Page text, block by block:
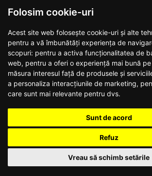
Folosim cookie-uri
Acest site web folosește cookie-uri și alte
pentru a vă îmbunătăți experiența de
scopuri: pentru a activa funcționalitatea de
web, pentru a oferi o experiență mai bună
măsura interesul față de produsele și
a personaliza interacțiunile de marketing,
care sunt mai relevante pentru dvs.
Sunt de acord
Refuz
Vreau să schimb setările
PRECOMANDA
DJI Care Refresh 2 ani pentru camera
Osmo 360
249,99 lei
PRECOMANDA
DJI Hub de